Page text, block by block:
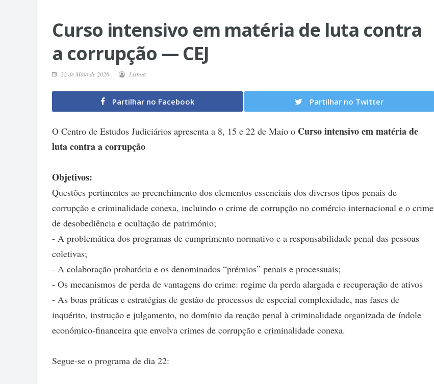
Curso intensivo em matéria de luta contra
a corrupção — CEJ
22 de Maio de 2026 Lisboa
Partilhar no Facebook Partilhar no Twitter
O Centro de Estudos Judiciários apresenta a 8, 15 e 22 de Maio o Curso intensivo em matéria de
luta contra a corrupção
Objetivos:
Questões pertinentes ao preenchimento dos elementos essenciais dos diversos tipos penais de
corrupção e criminalidade conexa, incluindo o crime de corrupção no comércio internacional e o crime
de desobediência e ocultação de património;
- A problemática dos programas de cumprimento normativo e a responsabilidade penal das pessoas
coletivas;
- A colaboração probatória e os denominados “prémios” penais e processuais;
- Os mecanismos de perda de vantagens do crime: regime da perda alargada e recuperação de ativos
- As boas práticas e estratégias de gestão de processos de especial complexidade, nas fases de
inquérito, instrução e julgamento, no domínio da reação penal à criminalidade organizada de índole
económico-financeira que envolva crimes de corrupção e criminalidade conexa.
Segue-se o programa de dia 22: